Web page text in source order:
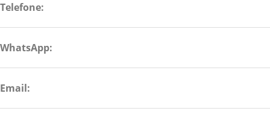
Telefone:
WhatsApp:
Email: